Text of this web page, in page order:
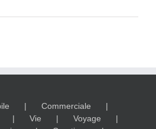
Commerciale
Vie
Voyage